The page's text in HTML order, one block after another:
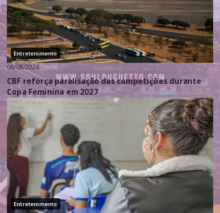
Entretenimento
06/08/2026
CBF reforça paralisação das competições durante
Copa Feminina em 2027
Entretenimento